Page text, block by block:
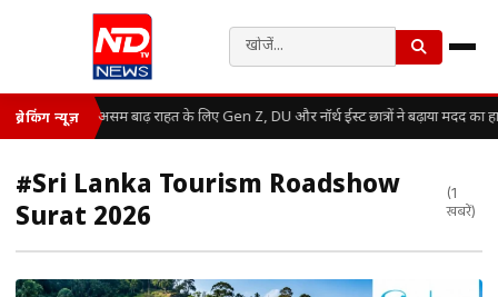
ब्रेकिंग न्यूज़ असम बाढ़ राहत के लिए Gen Z, DU और नॉर्थ ईस्ट छात्रों ने बढ़ाया मदद का
#Sri Lanka Tourism Roadshow
Surat 2026
(1
खबरें)